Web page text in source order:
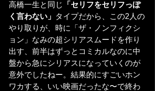
高橋一生と同じ
「セリフをセリフっぽ
く言わない」 タイプだから、この2人の
やり取りが、時に「ザ・ノンフィクシ
ョン」なみの超シリアスムードを作り
出す、前半はずっとコミカルなのに中
盤から急にシリアスになっていくのが
意外でしたねー。結果的にすごいホン
ワカする、いい映画だったな〜で終わ